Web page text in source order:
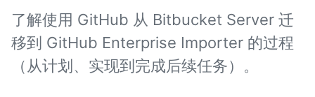
了解使用 GitHub 从 Bitbucket Server 迁
移到 GitHub Enterprise Importer 的过程
（从计划、实现到完成后续任务）。